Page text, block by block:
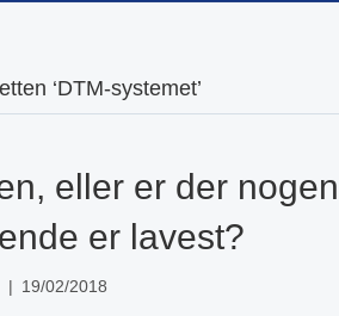
‘DTM-systemet’
eller er der
er lavest?
| 19/02/2018